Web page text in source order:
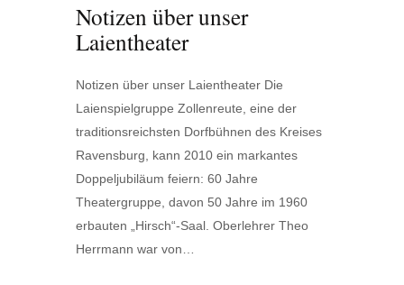
Notizen über unser
Laientheater
Notizen über unser Laientheater Die
Laienspielgruppe Zollenreute, eine der
traditionsreichsten Dorfbühnen des Kreises
Ravensburg, kann 2010 ein markantes
Doppeljubiläum feiern: 60 Jahre
Theatergruppe, davon 50 Jahre im 1960
erbauten „Hirsch“-Saal. Oberlehrer Theo
Herrmann war von…